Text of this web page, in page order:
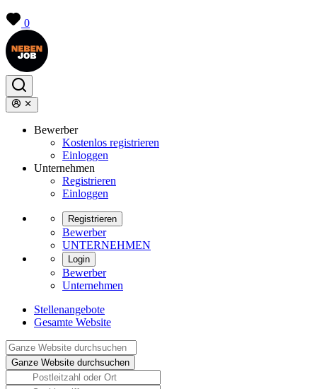
0
Bewerber
Kostenlos registrieren
Einloggen
Unternehmen
Registrieren
Einloggen
Registrieren
Bewerber
UNTERNEHMEN
Login
Bewerber
Unternehmen
Stellenangebote
Gesamte Website